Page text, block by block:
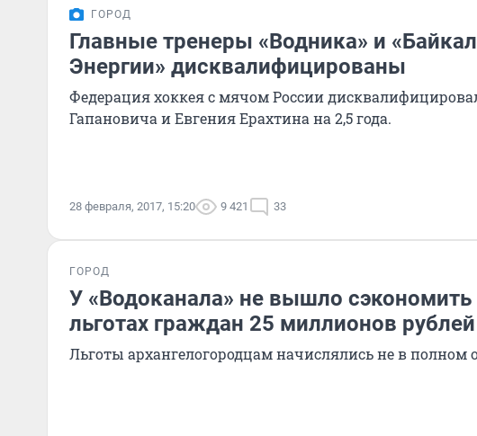
ГОРОД
Главные тренеры «Водника» и
Энергии» дисквалифицированы
Федерация хоккея с мячом России
Гапановича и Евгения Ерахтина на 2,5 года.
28 февраля, 2017, 15:20 9 421 33
ГОРОД
У «Водоканала» не вышло сэкономить
льготах граждан 25 миллионов рублей
Льготы архангелогородцам начислялись не в полном